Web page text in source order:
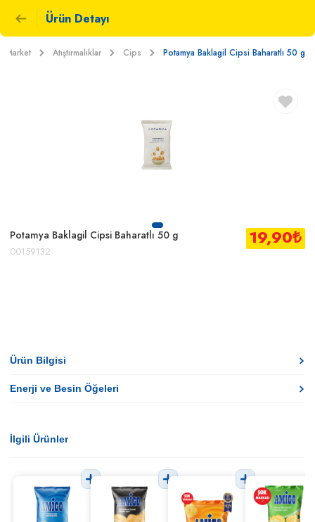
Ürün Detayı
Market Atıştırmalıklar Cips Potamya Baklagil Cipsi Baharatlı 50 g
Potamya Baklagil Cipsi Baharatlı 50 g
00159132
19,90₺
Ürün Bilgisi
Enerji ve Besin Öğeleri
İlgili Ürünler